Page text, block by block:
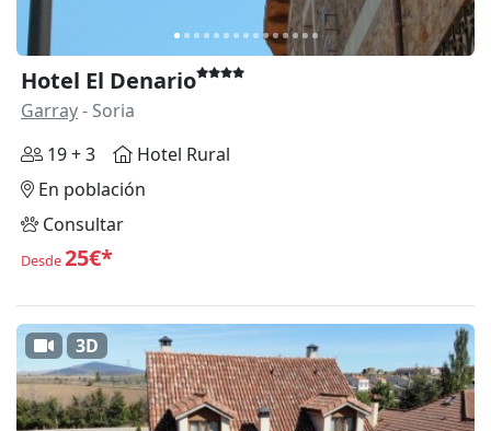
Hotel El Denario
Garray- Soria
19 + 3
Hotel Rural
En población
Consultar
Desde25€*
3D